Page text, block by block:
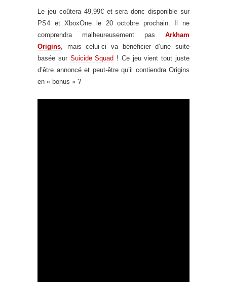
Le jeu coûtera 49,99€ et sera donc disponible sur
PS4 et XboxOne le 20 octobre prochain. Il ne
comprendra malheureusement pas Arkham
Origins , mais celui-ci va bénéficier d’une suite
basée sur Suicide Squad ! Ce jeu vient tout juste
d’être annoncé et peut-être qu’il contiendra Origins
en « bonus » ?